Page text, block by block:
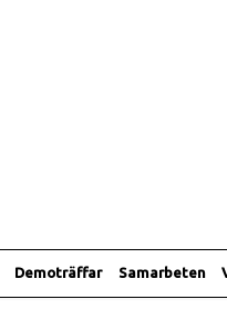
Demoträffar Samarbeten